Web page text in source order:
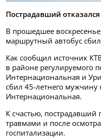
Пострадавший
В прошедшее
маршрутный автобус
Как сообщил источник
в районе регулируемого
Интернациональная и
сбил 45-летнего
Интернациональная.
К счастью, пострадавший
травмами и после
госпитализации.